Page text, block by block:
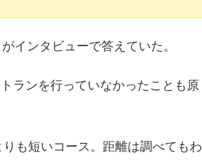
インタビューで答えていた。
ランを行っていなかったことも原
も短いコース。距離は調べてもわ